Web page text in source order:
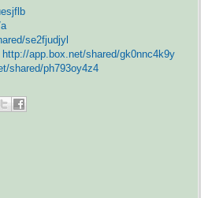
se2fjudjyl
http://app.box.net/shared/gk0nnc4k9y
shared/ph793oy4z4